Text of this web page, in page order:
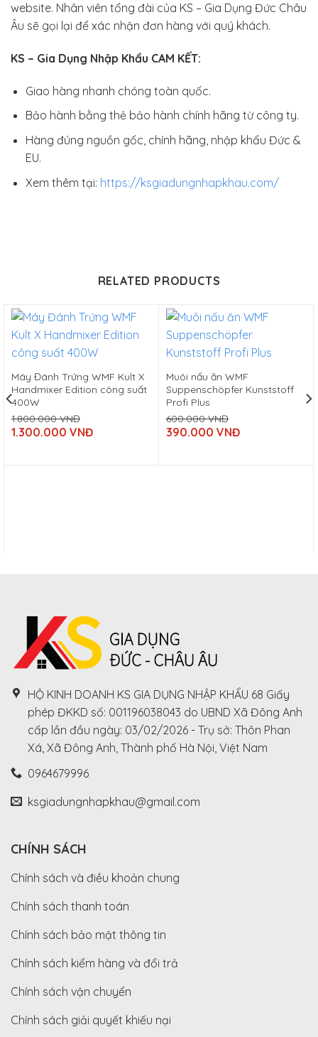
website. Nhân viên tổng đài của KS – Gia Dụng Đức Châu
Âu sẽ gọi lại để xác nhận đơn hàng với quý khách.
KS – Gia Dụng Nhập Khẩu CAM KẾT:
Giao hàng nhanh chóng toàn quốc.
Bảo hành bằng thẻ bảo hành chính hãng từ công ty.
Hàng đúng nguồn gốc, chính hãng, nhập khẩu Đức &
EU.
Xem thêm tại: https://ksgiadungnhapkhau.com/
RELATED PRODUCTS
Máy Đánh Trứng WMF Kult X
Handmixer Edition công suất
400W
1.800.000VNĐ
Original
price
1.300.000 VNĐ
Muôi nấu ăn WMF
Suppenschöpfer Kunststoff
Profi Plus
600.000VNĐ
Original
price
390.000 VNĐ
HỘ KINH DOANH KS GIA DỤNG NHẬP KHẨU 68 Giấy
phép ĐKKD số: 001196038043 do UBND Xã Đông Anh
cấp lần đầu ngày: 03/02/2026 - Trụ sở: Thôn Phan
Xá, Xã Đông Anh, Thành phố Hà Nội, Việt Nam
0964679996
ksgiadungnhapkhau@gmail.com
CHÍNH SÁCH
Chính sách và điều khoản chung
Chính sách thanh toán
Chính sách bảo mật thông tin
Chính sách kiểm hàng và đổi trả
Chính sách vận chuyển
Chính sách giải quyết khiếu nại